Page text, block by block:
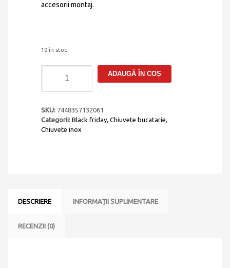
accesorii montaj.
10 în stoc
Chiuveta
CookingAid
INVISIBLE
40R
invizibil
accesorii
ADAUGĂ ÎN COȘ
SKU: 7448357132061
Categorii: Black friday, Chiuvete bucatarie,
Chiuvete inox
DESCRIERE INFORMAȚII SUPLIMENTARE
RECENZII (0)